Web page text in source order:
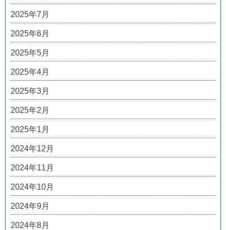
2025年7月
2025年6月
2025年5月
2025年4月
2025年3月
2025年2月
2025年1月
2024年12月
2024年11月
2024年10月
2024年9月
2024年8月